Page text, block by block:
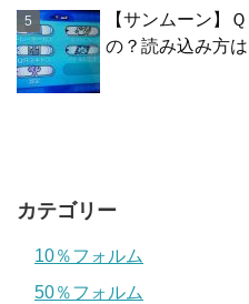
【サンムーン】
の？読み込み方は
カテゴリー
10％フォルム
50％フォルム